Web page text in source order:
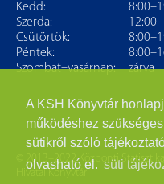
A KSH Könyvtár
működéshez
sütikről szóló
olvasható el. süti
Kedd:
Szerda:
Csütörtök:
Péntek:
Szombat–vasárnap:
zárva
© 2013–2022 Központi